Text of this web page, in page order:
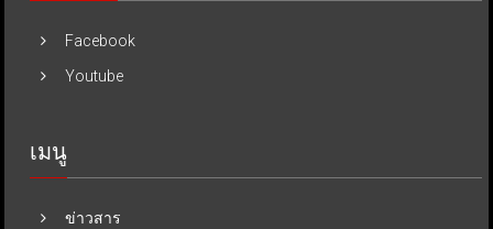
Facebook
Youtube
เมนู
ข่าวสาร